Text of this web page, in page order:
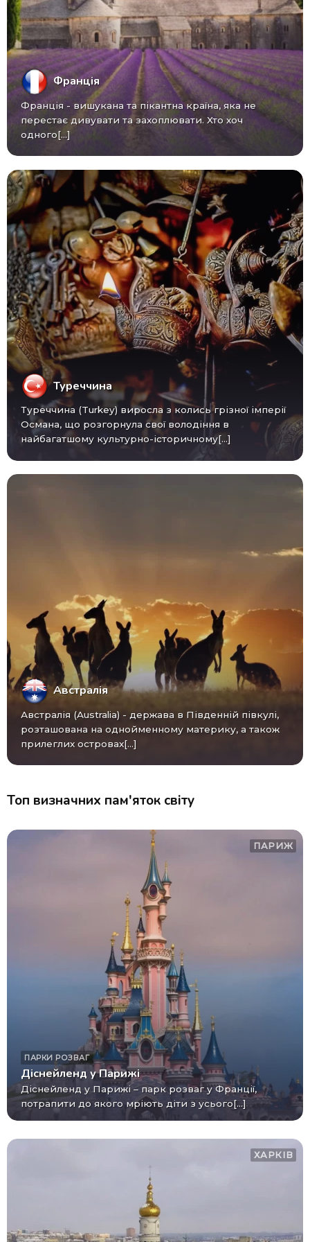
Франція
Франція - вишукана та пікантна країна, яка не
перестає дивувати та захоплювати. Хто хоч
одного[...]
Туреччина
Туреччина (Turkey) виросла з колись грізної імперії
Османа, що розгорнула свої володіння в
найбагатшому культурно-історичному[...]
Австралія
Австралія (Australia) - ​​держава в Південній півкулі,
розташована на однойменному материку, а також
прилеглих островах[...]
Топ визначних пам'яток світу
ПАРИЖ
ПАРКИ РОЗВАГ
Діснейленд у Парижі
Діснейленд у Парижі – парк розваг у Франції,
потрапити до якого мріють діти з усього[...]
ХАРКІВ